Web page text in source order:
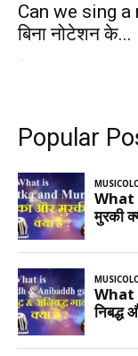
Can we sing
बिना नोटेशन के...
-
Popular